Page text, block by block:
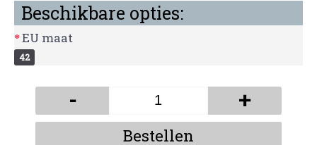
Beschikbare opties:
EU maat
42
- +
Bestellen